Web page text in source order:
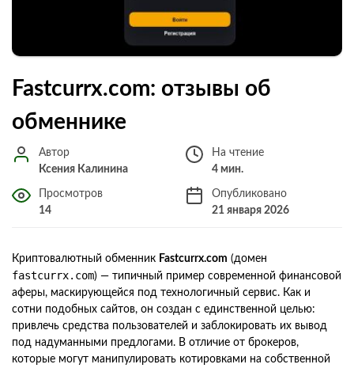
Fastcurrx.com: отзывы об
обменнике
Автор
Ксения Калинина
На чтение
4 мин.
Просмотров
14
Опубликовано
21 января 2026
Криптовалютный обменник Fastcurrx.com (домен
fastcurrx.com) — типичный пример современной финансовой
аферы, маскирующейся под технологичный сервис. Как и
сотни подобных сайтов, он создан с единственной целью:
привлечь средства пользователей и заблокировать их вывод
под надуманными предлогами. В отличие от брокеров,
которые могут манипулировать котировками на собственной